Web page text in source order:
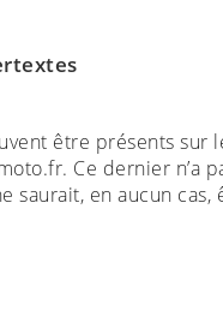
être présents sur
Ce dernier n’a
saurait, en aucun